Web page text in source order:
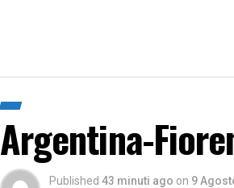
Argentina-
Published 43 minuti ago on 9